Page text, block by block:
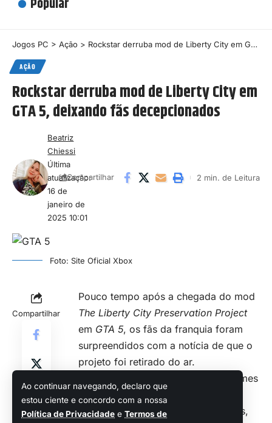
Ao continuar navegando, declaro que
estou ciente e concordo com a nossa
Política de Privacidade e Termos de
Popular
Jogos PC > Ação > Rockstar derruba mod de Liberty City em GTA 5, deixando fãs decepcionados
AÇÃO
Rockstar derruba mod de Liberty City em
GTA 5, deixando fãs decepcionados
Última
atualização:
16 de
janeiro de
2025 10:01
Beatriz
Chiessi
Compartilhar 2 min. de Leitura
Foto: Site Oficial Xbox
Compartilhar
Pouco tempo após a chegada do mod
The Liberty City Preservation Project
em GTA 5, os fãs da franquia foram
surpreendidos com a notícia de que o
projeto foi retirado do ar.
A decisão veio após a Rockstar Games
intervir, alegando questões que,
embora não oficialmente detalhadas,